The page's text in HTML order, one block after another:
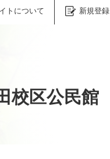
トについて 新規登録
索
校区公民館